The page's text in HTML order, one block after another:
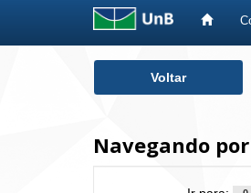
Voltar
Navegando